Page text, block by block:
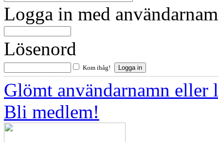
Logga in med
Lösenord
Kom ihåg!
Glömt användarnamn eller
Bli medlem!